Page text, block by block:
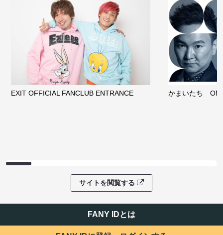
EXIT OFFICIAL FANCLUB ENTRANCE かまいたち
サイトを閲覧する
FANY IDとは